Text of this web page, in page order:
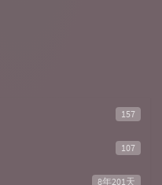
157
107
8年201天